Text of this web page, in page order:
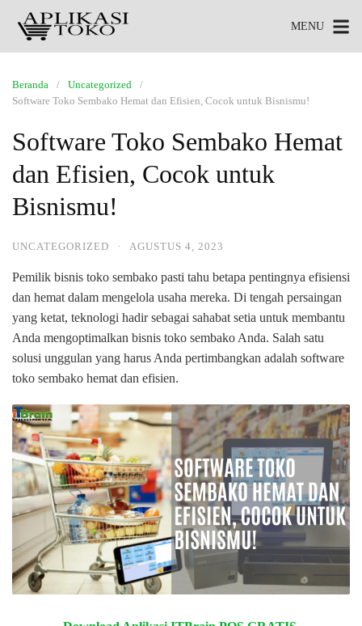
MENU
Beranda
Uncategorized
Software Toko Sembako Hemat dan Efisien, Cocok untuk Bisnismu!
Software Toko Sembako Hemat
dan Efisien, Cocok untuk
Bisnismu!
UNCATEGORIZED · AGUSTUS 4, 2023
Pemilik bisnis toko sembako pasti tahu betapa pentingnya efisiensi
dan hemat dalam mengelola usaha mereka. Di tengah persaingan
yang ketat, teknologi hadir sebagai sahabat setia untuk membantu
Anda mengoptimalkan bisnis toko sembako Anda. Salah satu
solusi unggulan yang harus Anda pertimbangkan adalah software
toko sembako hemat dan efisien.